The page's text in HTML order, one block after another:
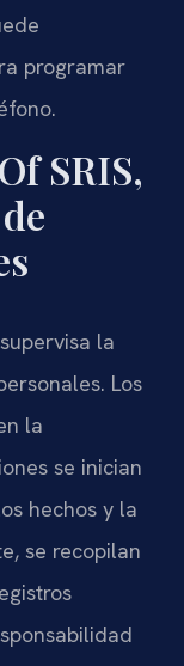
programar
SRIS,
la
Los
la
se inician
hechos y la
se recopilan